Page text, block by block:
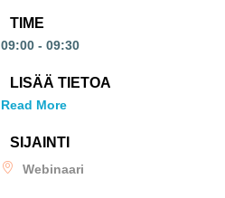
TIME
09:00 - 09:30
LISÄÄ TIETOA
Read More
SIJAINTI
Webinaari